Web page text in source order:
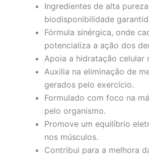
Ingredientes de alta
biodisponibilidade
Fórmula sinérgica, onde
potencializa a ação dos
Apoia a hidratação celular
Auxilia na eliminação de
gerados pelo exercício.
Formulado com foco na
pelo organismo.
Promove um equilíbrio
nos músculos.
Contribui para a melhora